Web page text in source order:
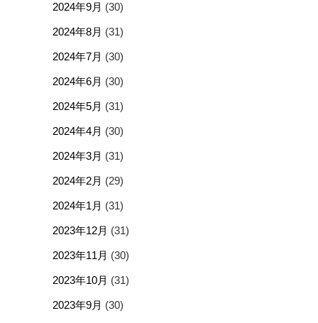
2024年9月 (30)
2024年8月 (31)
2024年7月 (30)
2024年6月 (30)
2024年5月 (31)
2024年4月 (30)
2024年3月 (31)
2024年2月 (29)
2024年1月 (31)
2023年12月 (31)
2023年11月 (30)
2023年10月 (31)
2023年9月 (30)